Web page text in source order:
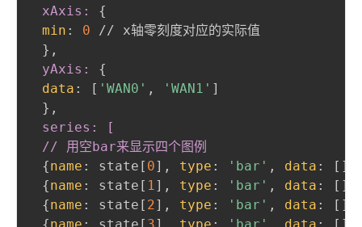
xAxis:
{
min : 0 // x轴零刻度对应的实际值
} ,
yAxis:
{
data : [ 'WAN0' , 'WAN1' ]
} ,
series: [
// 用空bar来显示四个图例
{name : state[ 0] , type : 'bar' , data : []
{name : state[ 1] , type : 'bar' , data : []
{name : state[ 2] , type : 'bar' , data : []